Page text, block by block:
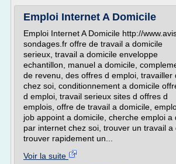
Emploi Internet A Domicile
Emploi Internet A Domicile http://
sondages.fr offre de travail a domicile
serieux, travail a domicile enveloppe
echantillon, manuel a domicile,
de revenu, des offres d emploi, travailler
chez soi, conditionnement a domicile
d emploi, travail serieux sites d offres d
emplois, offre de travail a domicile,
job appoint a domicile, cherche emploi a
par internet chez soi, trouver un travail a
trouver rapidement un...
Voir la suite